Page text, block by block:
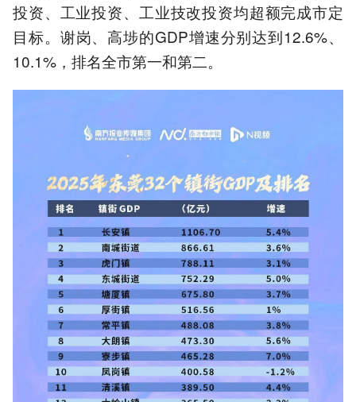
投资、工业投资、工业技改投资均超额完成市定
目标。谢岗、高埗的GDP增速分别达到12.6%、
10.1%，排名全市第一和第二。